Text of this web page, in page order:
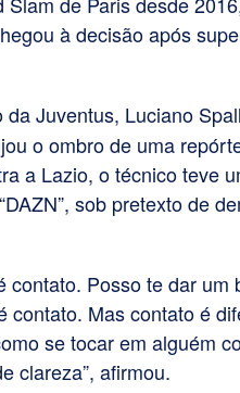
à decisão após
da Juventus, Luciano
o ombro de uma
a Lazio, o técnico teve
sob pretexto de
contato. Posso te dar
contato. Mas contato é
se tocar em alguém
clareza”, afirmou.